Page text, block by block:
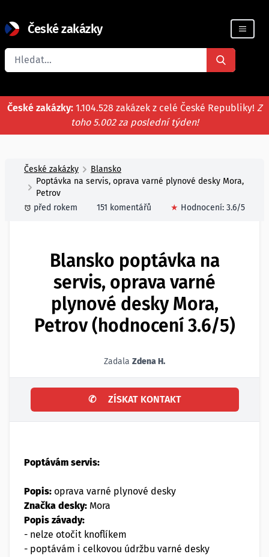
České zakázky
Registrace firmy
České zakázky: 1.104.528 zakázek z celé České Republiky! Z
toho 5.002 za poslední týden!
České zakázky
Blansko
Poptávka na servis, oprava varné plynové desky Mora,
Petrov
před rokem
151 komentářů ★ Hodnocení: 3.6/5
Blansko poptávka na
servis, oprava varné
plynové desky Mora,
Petrov (hodnocení 3.6/5)
Zadala Zdena H.
✆ ZÍSKAT KONTAKT
Poptávám servis:
Popis: oprava varné plynové desky
Značka desky: Mora
Popis závady:
- nelze otočit knoflíkem
- poptávám i celkovou údržbu varné desky